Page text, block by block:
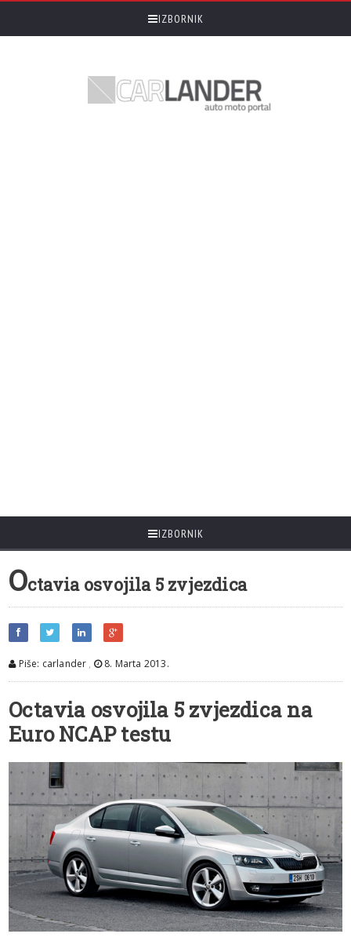
IZBORNIK
IZBORNIK
Octavia osvojila 5 zvjezdica
Piše: carlander , 8. Marta 2013.
Octavia osvojila 5 zvjezdica na
Euro NCAP testu